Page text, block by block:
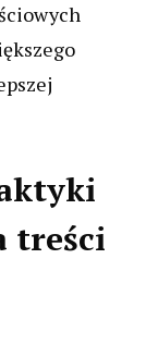
treści